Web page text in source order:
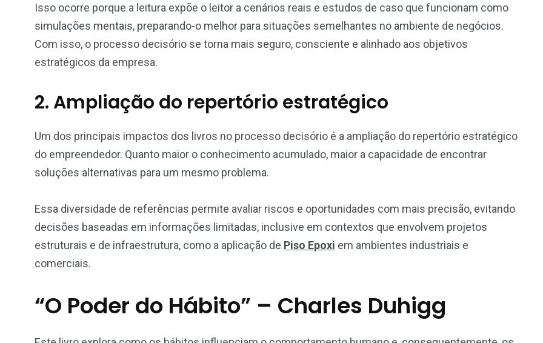
Isso ocorre porque a leitura expõe o leitor a cenários reais e estudos de caso que funcionam como
simulações mentais, preparando-o melhor para situações semelhantes no ambiente de negócios.
Com isso, o processo decisório se torna mais seguro, consciente e alinhado aos objetivos
estratégicos da empresa.
2. Ampliação do repertório estratégico
Um dos principais impactos dos livros no processo decisório é a ampliação do repertório estratégico
do empreendedor. Quanto maior o conhecimento acumulado, maior a capacidade de encontrar
soluções alternativas para um mesmo problema.
Essa diversidade de referências permite avaliar riscos e oportunidades com mais precisão, evitando
decisões baseadas em informações limitadas, inclusive em contextos que envolvem projetos
estruturais e de infraestrutura, como a aplicação de Piso Epoxi em ambientes industriais e
comerciais.
“O Poder do Hábito” – Charles Duhigg